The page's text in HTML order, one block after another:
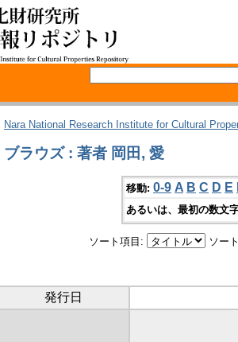
Nara National Research Institute for Cultural
ブラウズ : 著者 岡田, 愛
移動: 0-9 A B C D E
あるいは、最初の数文
ソート項目: ソー
発行日